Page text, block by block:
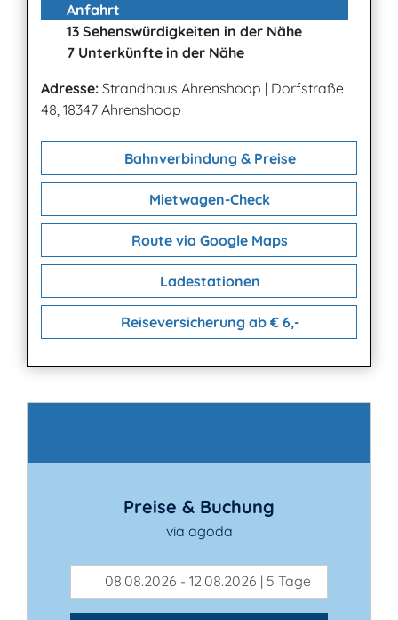
Anfahrt
13 Sehenswürdigkeiten in der Nähe
7 Unterkünfte in der Nähe
Adresse: Strandhaus Ahrenshoop | Dorfstraße
48, 18347 Ahrenshoop
Bahnverbindung & Preise
Mietwagen-Check
Route via Google Maps
Ladestationen
Reiseversicherung ab € 6,-
Preise & Buchung
via agoda
08.08.2026 - 12.08.2026 | 5 Tage